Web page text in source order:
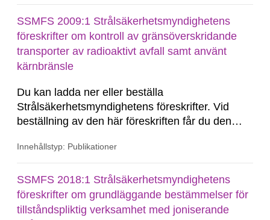
konsoliderad version visar föreskrifterna i deras
senast gällande...
SSMFS 2009:1 Strålsäkerhetsmyndighetens
föreskrifter om kontroll av gränsöverskridande
transporter av radioaktivt avfall samt använt
kärnbränsle
Du kan ladda ner eller beställa
Strålsäkerhetsmyndighetens föreskrifter. Vid
beställning av den här föreskriften får du den
Konsoliderad version är en version av
konsoliderad version visar föreskrifterna i deras
senast gällande...
Innehållstyp: Publikationer
SSMFS 2018:1 Strålsäkerhetsmyndighetens
föreskrifter om grundläggande bestämmelser för
tillståndspliktig verksamhet med joniserande